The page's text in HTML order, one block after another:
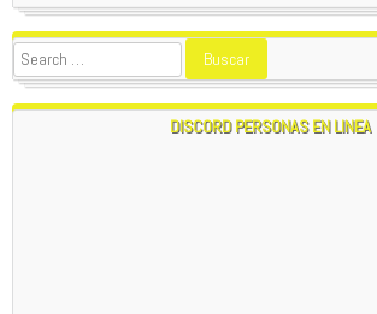
DISCORD PERSONAS EN LINEA
WOLFPACK 01/02/2024
SEAN TODOS BIENVENIDOS A
FAVOR , SI TIENES APORTES HISTORICOS DE
ALGO ACTUAL QUE SE CONSIDERE
PATAGONIA , ESCRIBIR A nwohitman316@